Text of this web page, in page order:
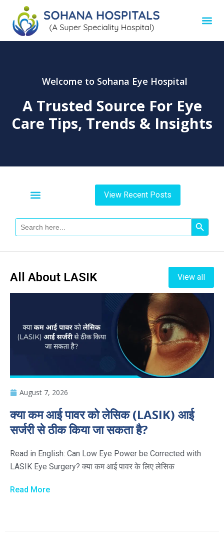
Welcome to Sohana Eye Hospital
A Trusted Source For Eye
Care Tips, Trends & Insights
View Recent Posts
Search
For:
Search Button
All About LASIK View all
August 7, 2026
क्या कम आई पावर को लेसिक (LASIK) आई
सर्जरी से ठीक किया जा सकता है?
Read in English: Can Low Eye Power be Corrected with
LASIK Eye Surgery? क्या कम आई पावर के लिए लेसिक
Read More